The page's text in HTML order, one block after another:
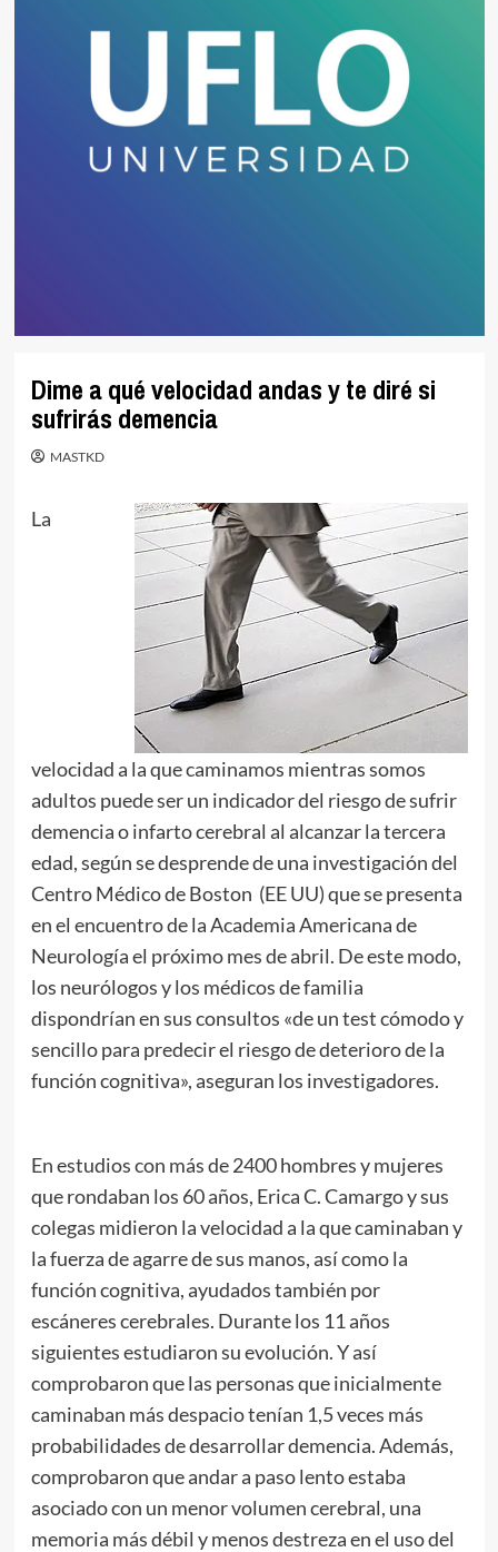
Dime a qué velocidad andas y te diré si
sufrirás demencia
MASTKD
La
velocidad a la que caminamos mientras somos
adultos puede ser un indicador del riesgo de sufrir
demencia o infarto cerebral al alcanzar la tercera
edad, según se desprende de una investigación del
Centro Médico de Boston (EE UU) que se presenta
en el encuentro de la Academia Americana de
Neurología el próximo mes de abril. De este modo,
los neurólogos y los médicos de familia
dispondrían en sus consultos «de un test cómodo y
sencillo para predecir el riesgo de deterioro de la
función cognitiva», aseguran los investigadores.
En estudios con más de 2400 hombres y mujeres
que rondaban los 60 años, Erica C. Camargo y sus
colegas midieron la velocidad a la que caminaban y
la fuerza de agarre de sus manos, así como la
función cognitiva, ayudados también por
escáneres cerebrales. Durante los 11 años
siguientes estudiaron su evolución. Y así
comprobaron que las personas que inicialmente
caminaban más despacio tenían 1,5 veces más
probabilidades de desarrollar demencia. Además,
comprobaron que andar a paso lento estaba
asociado con un menor volumen cerebral, una
memoria más débil y menos destreza en el uso del